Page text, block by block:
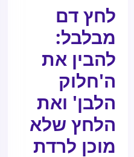
לחץ דם
מבלבל:
להבין את
ה'חלוק
הלבן' ואת
הלחץ שלא
מוכן לרדת